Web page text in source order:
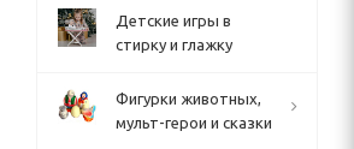
Детские игры в
стирку и глажку
Фигурки животных,
мульт-герои и сказки